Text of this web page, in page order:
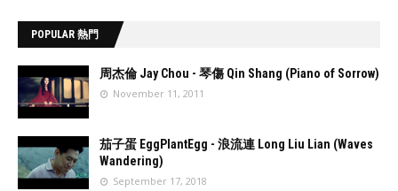
POPULAR 熱門
'data:post.fea
turedImage
resizeImage
100'
周杰倫 Jay Chou - 琴傷 Qin Shang (Piano of Sorrow)
November 11, 2011
茄子蛋 EggPlantEgg - 浪流連 Long Liu Lian (Waves
Wandering)
September 17, 2018